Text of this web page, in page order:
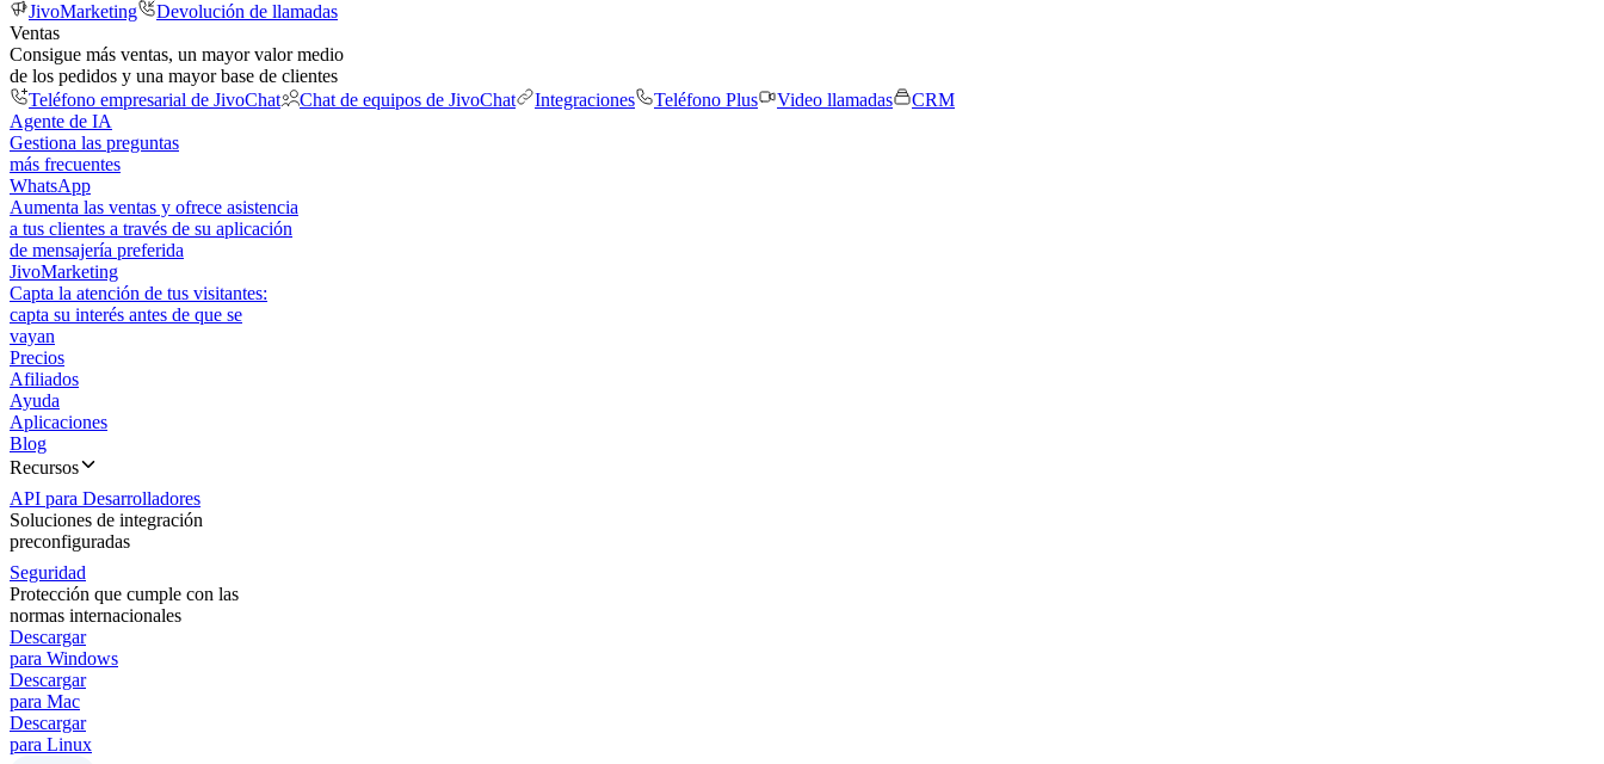
JivoMarketing
Devolución de llamadas
Ventas
Consigue más ventas, un mayor valor medio
de los pedidos y una mayor base de clientes
Teléfono empresarial de JivoChat
Chat de equipos de JivoChat Integraciones Teléfono Plus Video llamadas
CRM
Agente de IA
Gestiona las preguntas
más frecuentes
WhatsApp
Aumenta las ventas y ofrece asistencia
a tus clientes a través de su aplicación
de mensajería preferida
JivoMarketing
Capta la atención de tus visitantes:
capta su interés antes de que se
vayan
Precios
Afiliados
Ayuda
Aplicaciones
Blog
Recursos
API para Desarrolladores
Soluciones de integración
preconfiguradas
Seguridad
Protección que cumple con las
normas internacionales
Descargar
para Windows
Descargar
para Mac
Descargar
para Linux